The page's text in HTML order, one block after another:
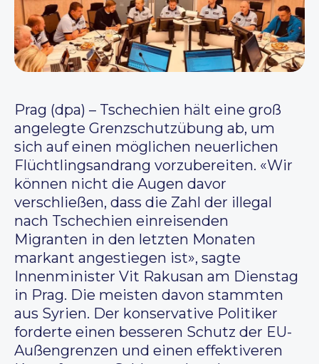
Prag (dpa) – Tschechien hält eine groß
angelegte Grenzschutzübung ab, um
sich auf einen möglichen neuerlichen
Flüchtlingsandrang vorzubereiten. «Wir
können nicht die Augen davor
verschließen, dass die Zahl der illegal
nach Tschechien einreisenden
Migranten in den letzten Monaten
markant angestiegen ist», sagte
Innenminister Vit Rakusan am Dienstag
in Prag. Die meisten davon stammten
aus Syrien. Der konservative Politiker
forderte einen besseren Schutz der EU-
Außengrenzen und einen effektiveren